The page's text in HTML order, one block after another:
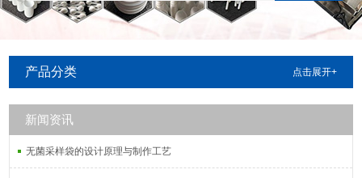
产品分类 点击展开+
新闻资讯
无菌采样袋的设计原理与制作工艺